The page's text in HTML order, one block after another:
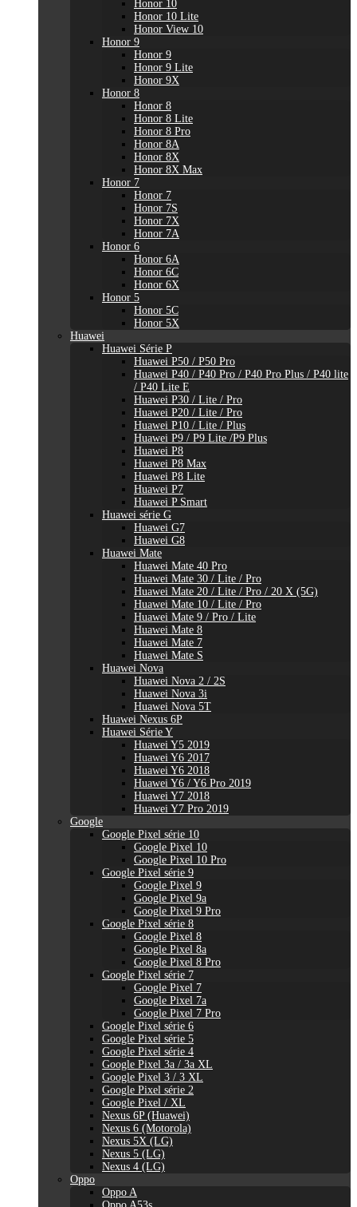
Honor 10
Honor 10 Lite
Honor View 10
Honor 9
Honor 9
Honor 9 Lite
Honor 9X
Honor 8
Honor 8
Honor 8 Lite
Honor 8 Pro
Honor 8A
Honor 8X
Honor 8X Max
Honor 7
Honor 7
Honor 7S
Honor 7X
Honor 7A
Honor 6
Honor 6A
Honor 6C
Honor 6X
Honor 5
Honor 5C
Honor 5X
Huawei
Huawei Série P
Huawei P50 / P50 Pro
Huawei P40 / P40 Pro / P40 Pro Plus / P40 lite
/ P40 Lite E
Huawei P30 / Lite / Pro
Huawei P20 / Lite / Pro
Huawei P10 / Lite / Plus
Huawei P9 / P9 Lite /P9 Plus
Huawei P8
Huawei P8 Max
Huawei P8 Lite
Huawei P7
Huawei P Smart
Huawei série G
Huawei G7
Huawei G8
Huawei Mate
Huawei Mate 40 Pro
Huawei Mate 30 / Lite / Pro
Huawei Mate 20 / Lite / Pro / 20 X (5G)
Huawei Mate 10 / Lite / Pro
Huawei Mate 9 / Pro / Lite
Huawei Mate 8
Huawei Mate 7
Huawei Mate S
Huawei Nova
Huawei Nova 2 / 2S
Huawei Nova 3i
Huawei Nova 5T
Huawei Nexus 6P
Huawei Série Y
Huawei Y5 2019
Huawei Y6 2017
Huawei Y6 2018
Huawei Y6 / Y6 Pro 2019
Huawei Y7 2018
Huawei Y7 Pro 2019
Google
Google Pixel série 10
Google Pixel 10
Google Pixel 10 Pro
Google Pixel série 9
Google Pixel 9
Google Pixel 9a
Google Pixel 9 Pro
Google Pixel série 8
Google Pixel 8
Google Pixel 8a
Google Pixel 8 Pro
Google Pixel série 7
Google Pixel 7
Google Pixel 7a
Google Pixel 7 Pro
Google Pixel série 6
Google Pixel série 5
Google Pixel série 4
Google Pixel 3a / 3a XL
Google Pixel 3 / 3 XL
Google Pixel série 2
Google Pixel / XL
Nexus 6P (Huawei)
Nexus 6 (Motorola)
Nexus 5X (LG)
Nexus 5 (LG)
Nexus 4 (LG)
Oppo
Oppo A